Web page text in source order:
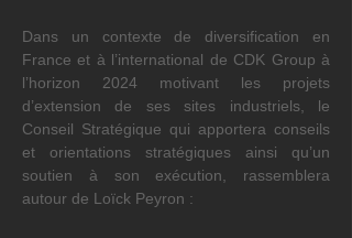
Dans un contexte de diversification en
France et à l’international de CDK Group à
l’horizon 2024 motivant les projets
d’extension de ses sites industriels, le
Conseil Stratégique qui apportera conseils
et orientations stratégiques ainsi qu’un
soutien à son exécution, rassemblera
autour de Loïck Peyron :